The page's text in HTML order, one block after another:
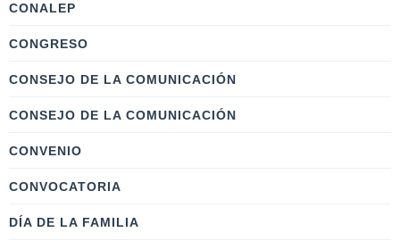
CONALEP
CONGRESO
CONSEJO DE LA COMUNICACIÓN
CONSEJO DE LA COMUNICACIÓN
CONVENIO
CONVOCATORIA
DÍA DE LA FAMILIA